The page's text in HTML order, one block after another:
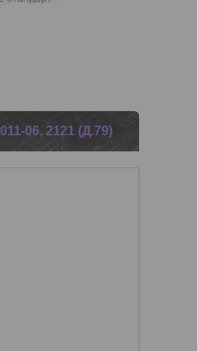
06, 2121 (Д.79)